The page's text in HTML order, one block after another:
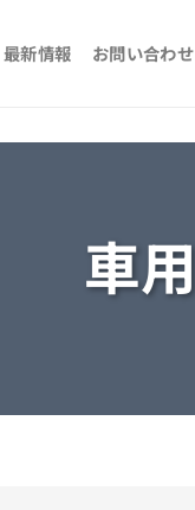
最新情報 お問い合わせ
車用